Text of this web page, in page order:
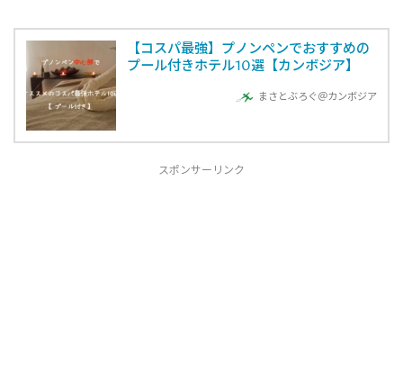
【コスパ最強】プノンペンでおすすめの
プール付きホテル10選【カンボジア】
まさとぶろぐ＠カンボジア
スポンサーリンク